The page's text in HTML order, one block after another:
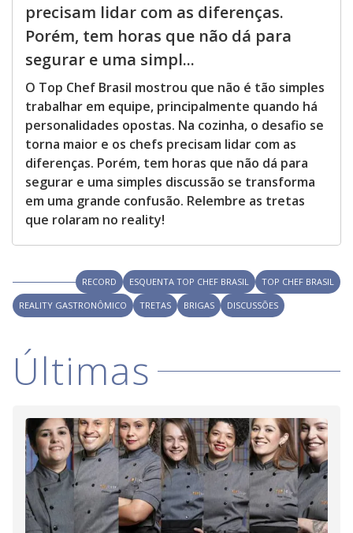
precisam lidar com as diferenças.
Porém, tem horas que não dá para
segurar e uma simpl...
O Top Chef Brasil mostrou que não é tão simples
trabalhar em equipe, principalmente quando há
personalidades opostas. Na cozinha, o desafio se
torna maior e os chefs precisam lidar com as
diferenças. Porém, tem horas que não dá para
segurar e uma simples discussão se transforma
em uma grande confusão. Relembre as tretas
que rolaram no reality!
RECORD ESQUENTA TOP CHEF BRASIL
TOP CHEF BRASIL
REALITY GASTRONÔMICO
TRETAS BRIGAS DISCUSSÕES
Últimas